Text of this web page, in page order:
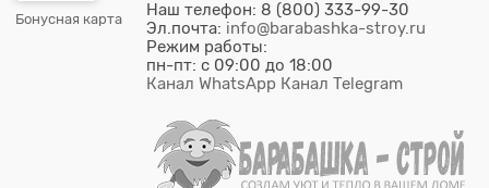
Бонусная карта
Наш телефон: 8 (800) 333-99-30
Эл.почта: info@barabashka-stroy.ru
Режим работы:
пн-пт: c 09:00 до 18:00
Канал WhatsApp Канал Telegram